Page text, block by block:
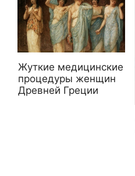
Жуткие медицинские
процедуры женщин
Древней Греции